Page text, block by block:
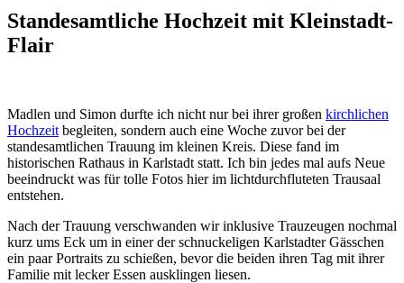
Standesamtliche Hochzeit mit Kleinstadt-
Flair
Madlen und Simon durfte ich nicht nur bei ihrer großen kirchlichen
Hochzeit begleiten, sondern auch eine Woche zuvor bei der
standesamtlichen Trauung im kleinen Kreis. Diese fand im
historischen Rathaus in Karlstadt statt. Ich bin jedes mal aufs Neue
beeindruckt was für tolle Fotos hier im lichtdurchfluteten Trausaal
entstehen.
Nach der Trauung verschwanden wir inklusive Trauzeugen nochmal
kurz ums Eck um in einer der schnuckeligen Karlstadter Gässchen
ein paar Portraits zu schießen, bevor die beiden ihren Tag mit ihrer
Familie mit lecker Essen ausklingen liesen.